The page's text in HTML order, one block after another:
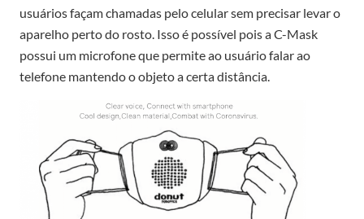
usuários façam chamadas pelo celular sem precisar levar o
aparelho perto do rosto. Isso é possível pois a C-Mask
possui um microfone que permite ao usuário falar ao
telefone mantendo o objeto a certa distância.